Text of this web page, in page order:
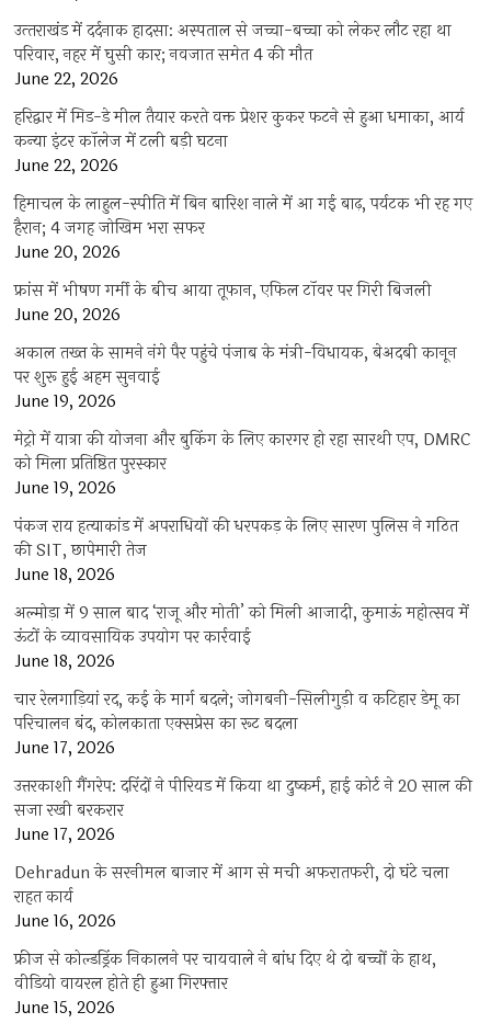
उत्‍तराखंड में दर्दनाक हादसा: अस्पताल से जच्चा-बच्चा को लेकर लौट रहा था
परिवार, नहर में घुसी कार; नवजात समेत 4 की मौत
June 22, 2026
हरिद्वार में मिड-डे मील तैयार करते वक्त प्रेशर कुकर फटने से हुआ धमाका, आर्य
कन्या इंटर कॉलेज में टली बड़ी घटना
June 22, 2026
हिमाचल के लाहुल-स्पीति में बिन बारिश नाले में आ गई बाढ़, पर्यटक भी रह गए
हैरान; 4 जगह जोखिम भरा सफर
June 20, 2026
फ्रांस में भीषण गर्मी के बीच आया तूफान, एफिल टॉवर पर गिरी बिजली
June 20, 2026
अकाल तख्त के सामने नंगे पैर पहुंचे पंजाब के मंत्री-विधायक, बेअदबी कानून
पर शुरू हुई अहम सुनवाई
June 19, 2026
मेट्रो में यात्रा की योजना और बुकिंग के लिए कारगर हो रहा सारथी एप, DMRC
को मिला प्रतिष्ठित पुरस्कार
June 19, 2026
पंकज राय हत्याकांड में अपराधियों की धरपकड़ के लिए सारण पुलिस ने गठित
की SIT, छापेमारी तेज
June 18, 2026
अल्मोड़ा में 9 साल बाद ‘राजू और मोती’ को मिली आजादी, कुमाऊं महोत्सव में
ऊंटों के व्यावसायिक उपयोग पर कार्रवाई
June 18, 2026
चार रेलगाड़ियां रद, कई के मार्ग बदले; जोगबनी-सिलीगुड़ी व कटिहार डेमू का
परिचालन बंद, कोलकाता एक्सप्रेस का रूट बदला
June 17, 2026
उत्तरकाशी गैंगरेप: दरिंदों ने पीरियड में किया था दुष्कर्म, हाई कोर्ट ने 20 साल की
सजा रखी बरकरार
June 17, 2026
Dehradun के सरनीमल बाजार में आग से मची अफरातफरी, दो घंटे चला
राहत कार्य
June 16, 2026
फ्रीज से कोल्डड्रिंक निकालने पर चायवाले ने बांध दिए थे दो बच्चों के हाथ,
वीडियो वायरल होते ही हुआ गिरफ्तार
June 15, 2026